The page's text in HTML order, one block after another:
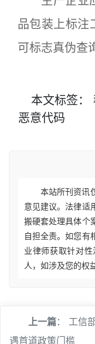
品包装上标注
可标志真伪查
本文标签：
恶意代码
本站所刊资讯
意见建议。法律适
搬硬套处理具体个
自担全责。如您有
业律师获取针对
人，如涉及您的权
上一篇： 工信
遇首道政策门槛